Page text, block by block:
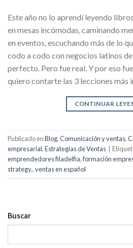
Este año no lo aprendí leyendo
en mesas incómodas, caminando
en eventos, escuchando más de lo
codo a codo con negocios latinos
perfecto. Pero fue real. Y por eso
quiero contarte las 3 lecciones más
CONTINUAR
Publicado enBlog,Comunicación y ventas,
empresarial,Estrategias de Ventas
emprendedores filadelfia,formación
strategy.,ventas en español
Buscar